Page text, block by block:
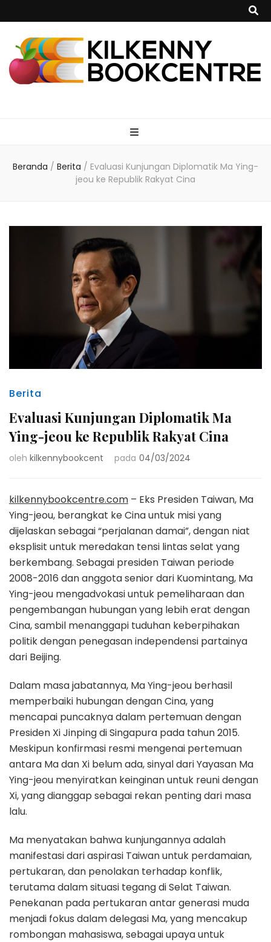
Beranda / Berita / Evaluasi Kunjungan Diplomatik Ma Ying-
jeou ke Republik Rakyat Cina
Berita
Evaluasi Kunjungan Diplomatik Ma
Ying-jeou ke Republik Rakyat Cina
oleh kilkennybookcent pada 04/03/2024
kilkennybookcentre.com – Eks Presiden Taiwan, Ma
Ying-jeou, berangkat ke Cina untuk misi yang
dijelaskan sebagai “perjalanan damai”, dengan niat
eksplisit untuk meredakan tensi lintas selat yang
berkembang. Sebagai presiden Taiwan periode
2008-2016 dan anggota senior dari Kuomintang, Ma
Ying-jeou mengadvokasi untuk pemeliharaan dan
pengembangan hubungan yang lebih erat dengan
Cina, sambil menanggapi tuduhan keberpihakan
politik dengan penegasan independensi partainya
dari Beijing.
Dalam masa jabatannya, Ma Ying-jeou berhasil
memperbaiki hubungan dengan Cina, yang
mencapai puncaknya dalam pertemuan dengan
Presiden Xi Jinping di Singapura pada tahun 2015.
Meskipun konfirmasi resmi mengenai pertemuan
antara Ma dan Xi belum ada, sinyal dari Yayasan Ma
Ying-jeou menyiratkan keinginan untuk reuni dengan
Xi, yang dianggap sebagai rekan penting dari masa
lalu.
Ma menyatakan bahwa kunjungannya adalah
manifestasi dari aspirasi Taiwan untuk perdamaian,
pertukaran, dan penolakan terhadap konflik,
terutama dalam situasi tegang di Selat Taiwan.
Penekanan pada pertukaran antar generasi muda
menjadi fokus dalam delegasi Ma, yang mencakup
rombongan mahasiswa, sebagai upaya untuk